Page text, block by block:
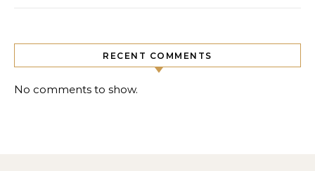
RECENT COMMENTS
No comments to show.